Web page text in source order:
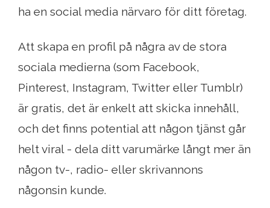
ha en social media närvaro för ditt företag.
Att skapa en profil på några av de stora
sociala medierna (som Facebook,
Pinterest, Instagram, Twitter eller Tumblr)
är gratis, det är enkelt att skicka innehåll,
och det finns potential att någon tjänst går
helt viral - dela ditt varumärke långt mer än
någon tv-, radio- eller skrivannons
någonsin kunde.